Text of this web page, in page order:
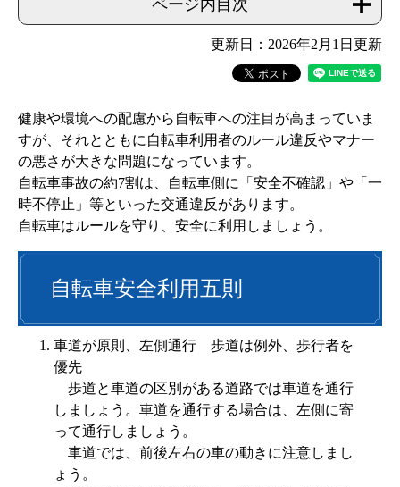
ページ内目次
更新日：2026年2月1日更新
健康や環境への配慮から自転車への注目が高まっていま
すが、それとともに自転車利用者のルール違反やマナー
の悪さが大きな問題になっています。
自転車事故の約7割は、自転車側に「安全不確認」や「一
時不停止」等といった交通違反があります。
自転車はルールを守り、安全に利用しましょう。
自転車安全利用五則
車道が原則、左側通行 歩道は例外、歩行者を
優先
歩道と車道の区別がある道路では車道を通行
しましょう。車道を通行する場合は、左側に寄
って通行しましょう。
車道では、前後左右の車の動きに注意しまし
ょう。